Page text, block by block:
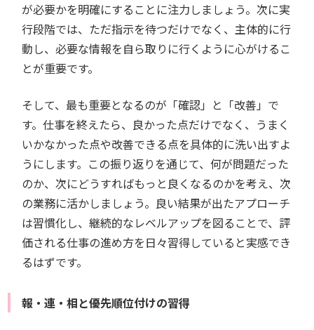
が必要かを明確にすることに注力しましょう。次に実
行段階では、ただ指示を待つだけでなく、主体的に行
動し、必要な情報を自ら取りに行くように心がけるこ
とが重要です。
そして、最も重要となるのが「確認」と「改善」で
す。仕事を終えたら、良かった点だけでなく、うまく
いかなかった点や改善できる点を具体的に洗い出すよ
うにします。この振り返りを通じて、何が問題だった
のか、次にどうすればもっと良くなるのかを考え、次
の業務に活かしましょう。良い結果が出たアプローチ
は習慣化し、継続的なレベルアップを図ることで、評
価される仕事の進め方を日々習得していると実感でき
るはずです。
報・連・相と優先順位付けの習得